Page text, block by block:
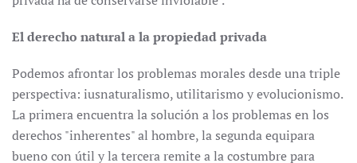
El derecho natural a la propiedad privada
Podemos afrontar los problemas morales desde una triple
perspectiva: iusnaturalismo, utilitarismo y evolucionismo.
La primera encuentra la solución a los problemas en los
derechos "inherentes" al hombre, la segunda equipara
bueno con útil y la tercera remite a la costumbre para